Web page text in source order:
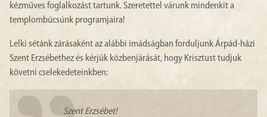
kézműves foglalkozást tartunk. Szeretettel várunk mindenkit a
templombúcsúnk programjaira!
Lelki sétánk zárásaként az alábbi imádságban forduljunk Árpád-házi
Szent Erzsébethez és kérjük közbenjárását, hogy Krisztust tudjuk
követni cselekedeteinkben:
Szent Erzsébet!